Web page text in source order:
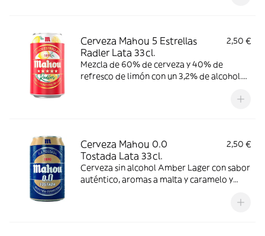
Cerveza Mahou 5 Estrellas
Radler Lata 33cl.
2,50 €
Mezcla de 60% de cerveza y 40% de
refresco de limón con un 3,2% de alcohol.
Cerveza Mahou 0.0
Tostada Lata 33cl.
2,50 €
Cerveza sin alcohol Amber Lager con sabor
auténtico, aromas a malta y caramelo y